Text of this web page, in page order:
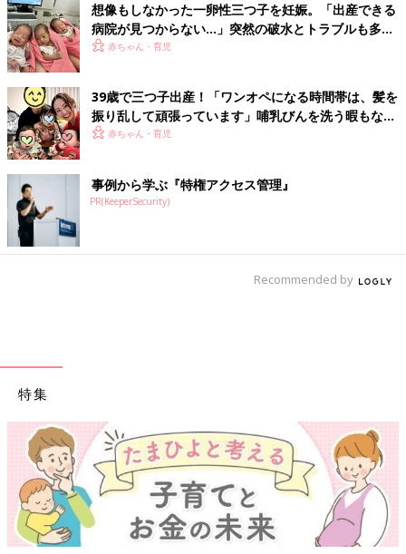
想像もしなかった一卵性三つ子を妊娠。「出産できる
病院が見つからない…」突然の破水とトラブルも多数
経験！【体験談】
赤ちゃん・育児
39歳で三つ子出産！「ワンオペになる時間帯は、髪を
振り乱して頑張っています」哺乳びんを洗う暇もない
怒涛の育児とは！？【桑子英里アナ・インタビュー】
赤ちゃん・育児
事例から学ぶ『特権アクセス管理』
PR(KeeperSecurity)
Recommended by
特集
【ワクチン接種できるものも】妊婦の感染症対策、知